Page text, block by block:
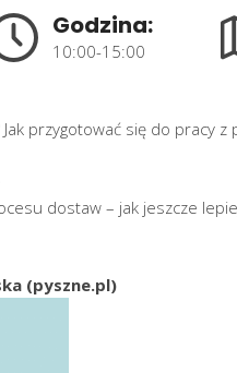
Godzina:
10:00-15:00
przygotować się do pracy
dostaw – jak jeszcze
(pyszne.pl)